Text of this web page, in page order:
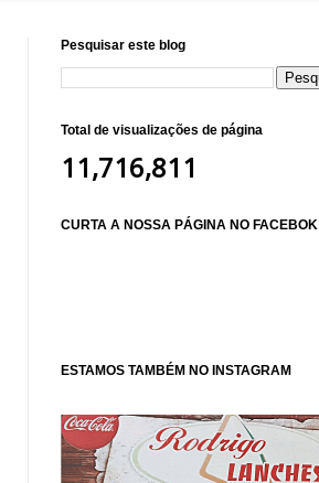
Pesquisar este blog
Total de visualizações de página
11,716,811
CURTA A NOSSA PÁGINA NO FACEBOK
ESTAMOS TAMBÉM NO INSTAGRAM